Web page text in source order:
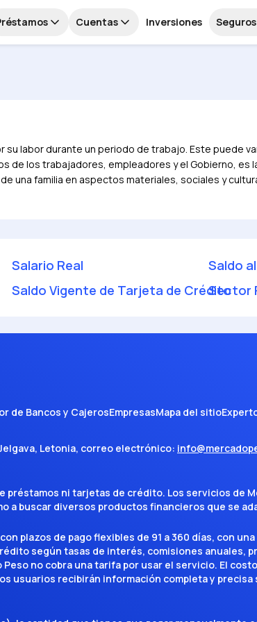
Cuentas Inversiones Seguros
labor durante un periodo de trabajo. Este puede
de los trabajadores, empleadores y el Gobierno, es
una familia en aspectos materiales, sociales y
Salario Real
Saldo
Saldo Vigente de Tarjeta de Crédito
Sector
de Bancos y CajerosEmpresasMapa del sitio
Letonia, correo electrónico:
ni tarjetas de crédito. Los servicios de
buscar diversos productos financieros que se
plazos de pago flexibles de 91 a 360 días, con
según tasas de interés, comisiones anuales,
no cobra una tarifa por usar el servicio. El
recibirán información completa y precisa